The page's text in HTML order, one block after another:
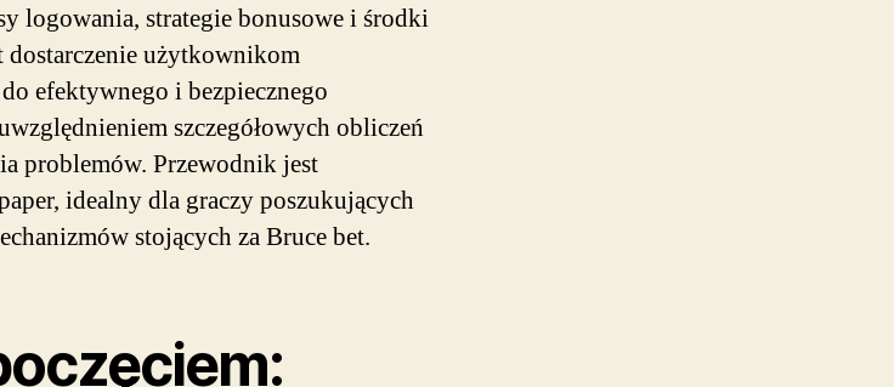
logowania, strategie bonusowe i środki
dostarczenie użytkownikom
efektywnego i bezpiecznego
szczegółowych obliczeń
problemów. Przewodnik jest
idealny dla graczy poszukujących
stojących za Bruce bet.